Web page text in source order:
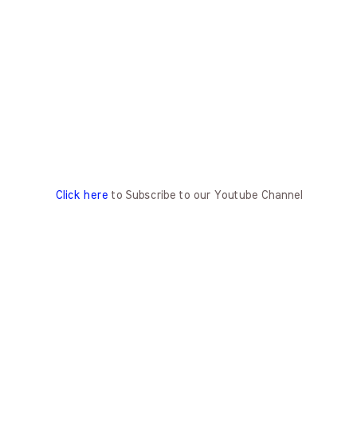
Click here to Subscribe to our Youtube Channel